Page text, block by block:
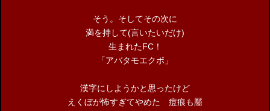
そう。そしてその次に
満を持して(言いたいだけ)
生まれたFC！
「アバタモエクボ」
漢字にしようかと思ったけど
えくぼが怖すぎてやめた 痘痕も靨